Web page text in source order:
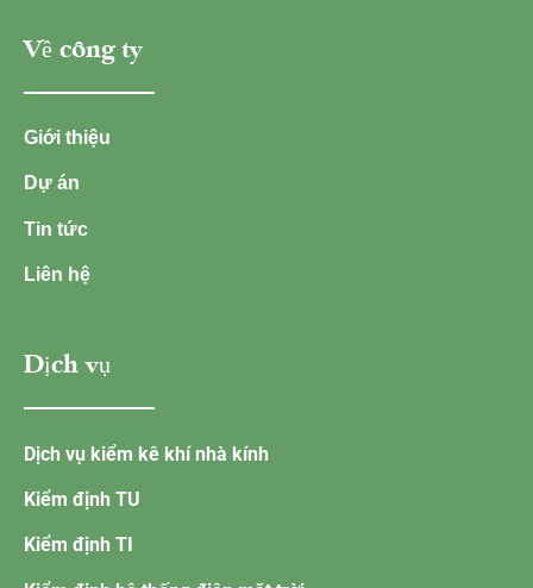
Về công ty
Giới thiệu
Dự án
Tin tức
Liên hệ
Dịch vụ
Dịch vụ kiểm kê khí nhà kính
Kiểm định TU
Kiểm định TI